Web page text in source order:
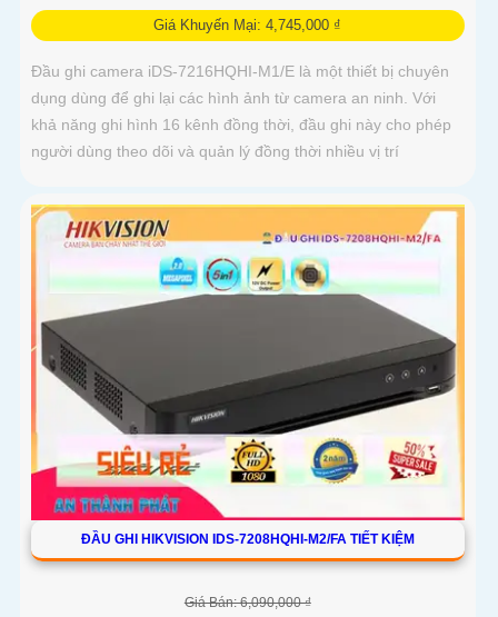
Giá Khuyến Mại: 4,745,000 ₫
Đầu ghi camera iDS-7216HQHI-M1/E là một thiết bị chuyên
dụng dùng để ghi lại các hình ảnh từ camera an ninh. Với
khả năng ghi hình 16 kênh đồng thời, đầu ghi này cho phép
người dùng theo dõi và quản lý đồng thời nhiều vị trí
ĐẦU GHI HIKVISION IDS-7208HQHI-M2/FA TIẾT KIỆM
Giá Bán: 6,090,000 ₫